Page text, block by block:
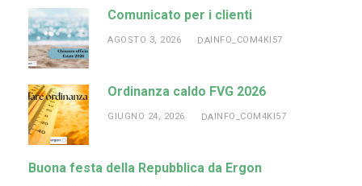
Comunicato per i clienti
AGOSTO 3, 2026 DAINFO_COM4KI57
Ordinanza caldo FVG 2026
GIUGNO 24, 2026 DAINFO_COM4KI57
Buona festa della Repubblica da Ergon